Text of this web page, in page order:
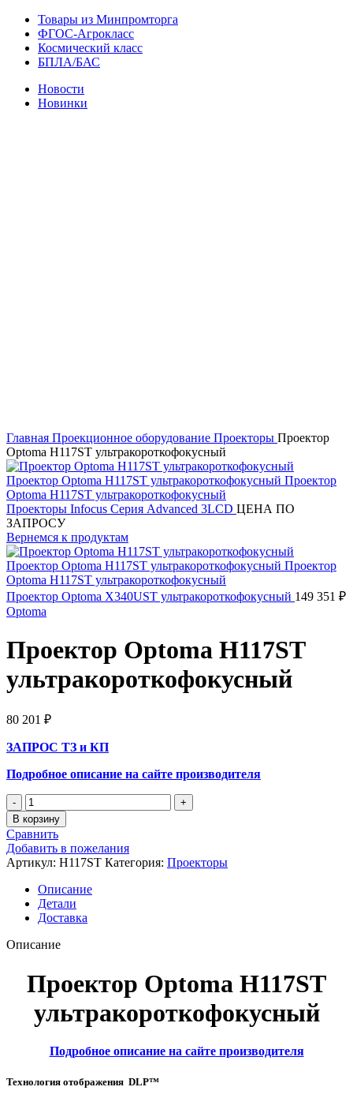
Товары из Минпромторга
ФГОС-Агрокласс
Космический класс
БПЛА/БАС
Новости
Новинки
Главная Проекционное оборудование Проекторы Проектор
Optoma H117ST ультракороткофокусный
Проекторы Infocus Серия Advanced 3LCD ЦЕНА ПО
ЗАПРОСУ
Вернемся к продуктам
Проектор Optoma X340UST ультракороткофокусный 149 351 ₽
Optoma
Проектор Optoma H117ST
ультракороткофокусный
80 201 ₽
ЗАПРОС ТЗ и КП
Подробное описание на сайте производителя
Количество
товара
Проектор
Optoma
H117ST
ультракороткофокусный
В корзину
Сравнить
Добавить в пожелания
Артикул: H117ST Категория: Проекторы
Описание
Детали
Доставка
Описание
Проектор Optoma H117ST
ультракороткофокусный
Подробное описание на сайте производителя
Технология отображения DLP™